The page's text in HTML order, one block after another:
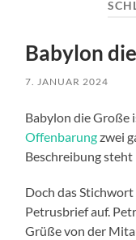
Babylon
7. JANUAR 2024
Babylon die Große
Offenbarungzwei
Beschreibung steht
Doch das
Petrusbrief auf.
Grüße von der